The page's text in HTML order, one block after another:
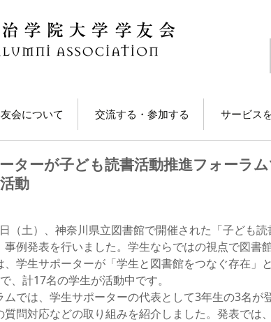
会について
・学友会会長メッ
ジ
会とは
会員について
会費および納入方
交流する・参加する
各地学友会
う！
大学のイベント情報
学部によるOB・OG活
サービス
図書館の
Ａ会員サ
ターが子ども読書活動推進フォーラ
動
（土）、神奈川県立図書館で開催された「子ども
事例発表を行いました。学生ならではの視点で図書
、学生サポーターが「学生と図書館をつなぐ存在
、計17名の学生が活動中です。
ムでは、学生サポーターの代表として3年生の3名
質問対応などの取り組みを紹介しました。発表で